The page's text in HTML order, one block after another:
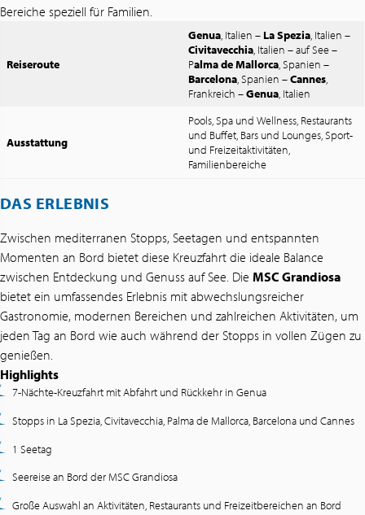
Bereiche speziell für Familien.
Reiseroute
Genua, Italien – La Spezia, Italien –
Civitavecchia, Italien – auf See –
Palma de Mallorca, Spanien –
Barcelona, Spanien –Cannes,
Frankreich –Genua, Italien
Ausstattung
Pools, Spa und Wellness, Restaurants
und Buffet, Bars und Lounges, Sport-
und Freizeitaktivitäten,
Familienbereiche
DAS ERLEBNIS
Zwischen mediterranen Stopps, Seetagen und entspannten
Momenten an Bord bietet diese Kreuzfahrt die ideale Balance
zwischen Entdeckung und Genuss auf See. Die MSC Grandiosa
bietet ein umfassendes Erlebnis mit abwechslungsreicher
Gastronomie, modernen Bereichen und zahlreichen Aktivitäten, um
jeden Tag an Bord wie auch während der Stopps in vollen Zügen zu
genießen.
Highlights
7-Nächte-Kreuzfahrt mit Abfahrt und Rückkehr in Genua
Stopps in La Spezia, Civitavecchia, Palma de Mallorca, Barcelona und Cannes
1 Seetag
Seereise an Bord der MSC Grandiosa
Große Auswahl an Aktivitäten, Restaurants und Freizeitbereichen an Bord